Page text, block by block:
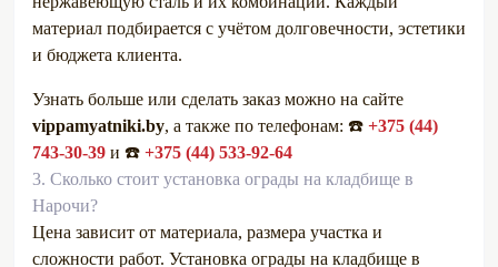
материал подбирается с учётом долговечности, эстетики
и бюджета клиента.
Узнать больше или сделать заказ можно на сайте
vippamyatniki.by, а также по телефонам: ☎️ +375 (44)
743-30-39 и ☎️ +375 (44) 533-92-64
3. Сколько стоит установка ограды на кладбище в
Нарочи?
Цена зависит от материала, размера участка и
сложности работ. Установка ограды на кладбище в